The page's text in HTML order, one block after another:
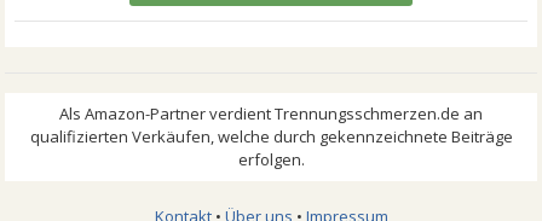
Kontakt• Über uns • Impressum